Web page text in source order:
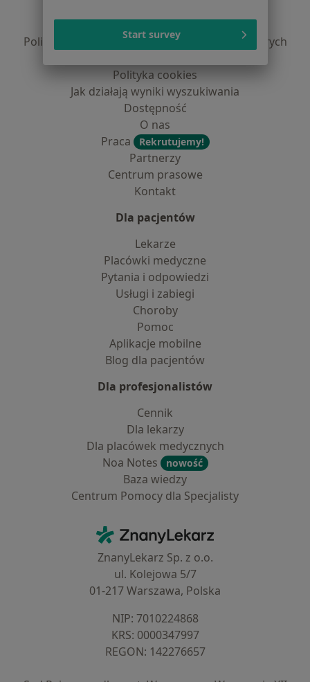
Polityka prywatności dla profesjonalistów, których
Polityka cookies
Jak działają wyniki wyszukiwania
Dostępność
O nas
Praca
Rekrutujemy!
Partnerzy
Centrum prasowe
Kontakt
Dla pacjentów
Lekarze
Placówki medyczne
Pytania i odpowiedzi
Usługi i zabiegi
Choroby
Pomoc
Aplikacje mobilne
Blog dla pacjentów
Dla profesjonalistów
Cennik
Dla lekarzy
Dla placówek medycznych
Noa Notes
nowość
Baza wiedzy
Centrum Pomocy dla Specjalisty
ZnanyLekarz - Strona główna
ZnanyLekarz Sp. z o.o.
ul. Kolejowa 5/7
01-217 Warszawa, Polska
NIP: ⁠7010224868
KRS: ⁠0000347997
REGON: ⁠142276657
Start survey